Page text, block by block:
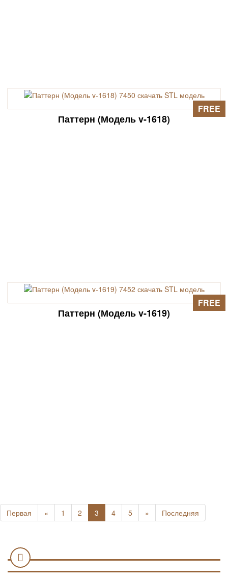
Паттерн (Модель v-1618)
FREE
Паттерн (Модель v-1619)
FREE
Первая « 1 2 3 4 5 » Последняя